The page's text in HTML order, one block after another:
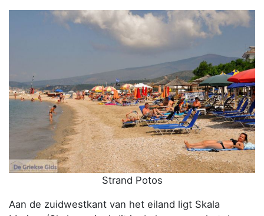
Strand Potos
Aan de zuidwestkant van het eiland ligt Skala